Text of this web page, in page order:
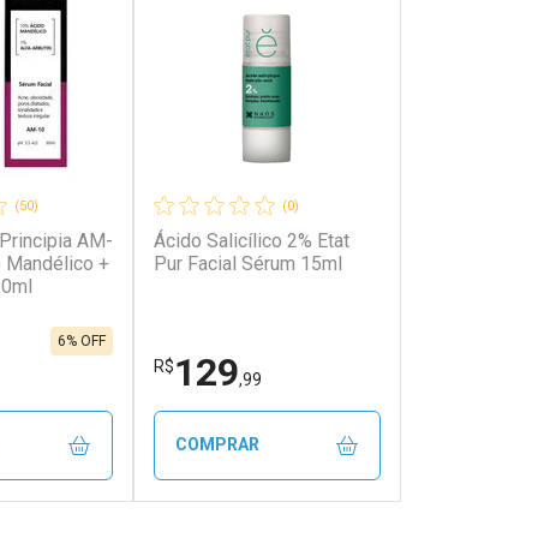
(50)
AM-
Mandélico +
6% OFF
(0)
Ácido Salicílico 2% Etat
Pur Facial Sérum 15ml
R$129,99
COMPRAR